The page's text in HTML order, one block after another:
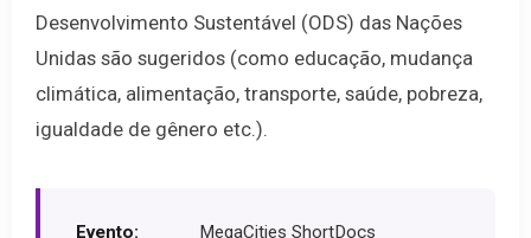
Desenvolvimento Sustentável (ODS) das Nações
Unidas são sugeridos (como educação, mudança
climática, alimentação, transporte, saúde, pobreza,
igualdade de gênero etc.).
Evento:
MegaCities ShortDocs